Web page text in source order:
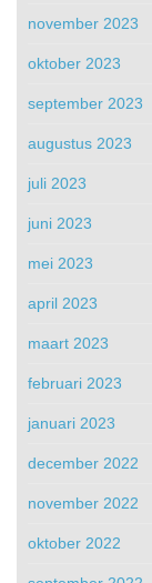
november 2023
oktober 2023
september 2023
augustus 2023
juli 2023
juni 2023
mei 2023
april 2023
maart 2023
februari 2023
januari 2023
december 2022
november 2022
oktober 2022